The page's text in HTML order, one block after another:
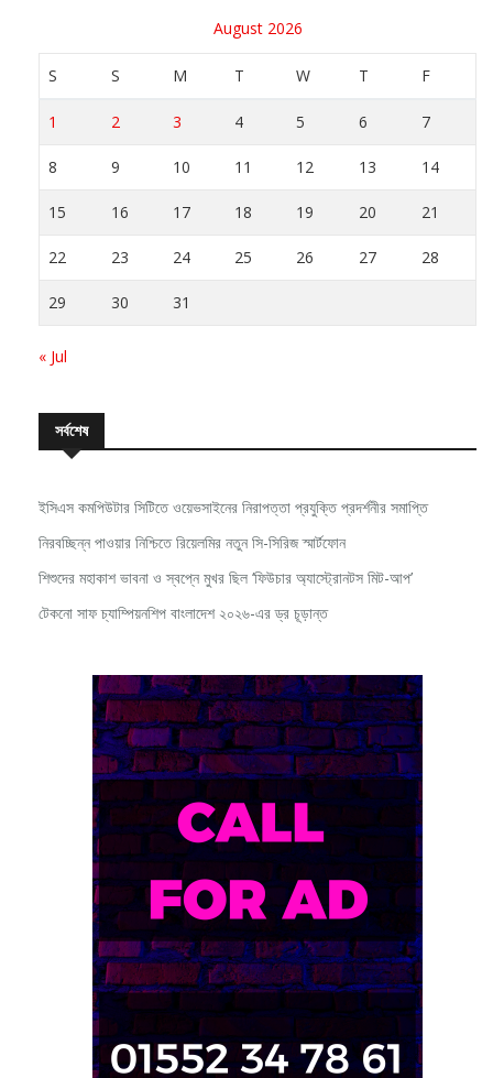
August 2026
S S M T W T F
1 2 3 4 5 6 7
8 9 10 11 12 13 14
15 16 17 18 19 20 21
22 23 24 25 26 27 28
29 30 31
« Jul
সর্বশেষ
ইসিএস কমপিউটার সিটিতে ওয়েভসাইনের নিরাপত্তা প্রযুক্তি প্রদর্শনীর সমাপ্তি
নিরবচ্ছিন্ন পাওয়ার নিশ্চিতে রিয়েলমির নতুন সি-সিরিজ স্মার্টফোন
শিশুদের মহাকাশ ভাবনা ও স্বপ্নে মুখর ছিল ‘ফিউচার অ্যাস্ট্রোনটস মিট-আপ’
টেকনো সাফ চ্যাম্পিয়নশিপ বাংলাদেশ ২০২৬-এর ড্র চূড়ান্ত